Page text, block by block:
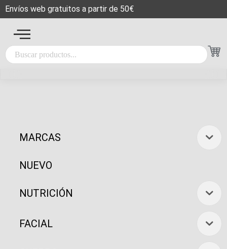
Envíos web gratuitos a partir de 50€
MARCAS
NUEVO
NUTRICIÓN
FACIAL